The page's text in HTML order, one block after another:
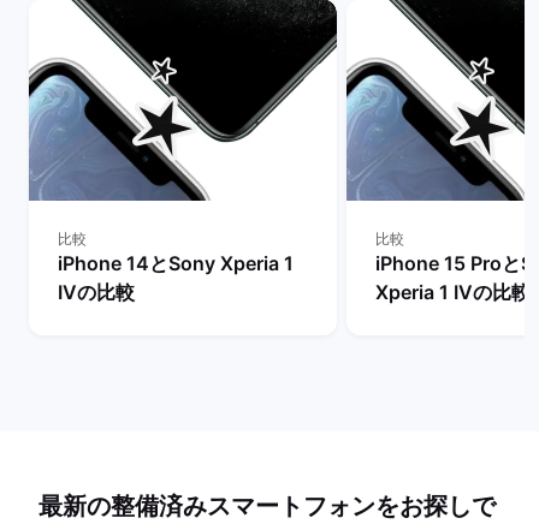
比較
iPhone 14とSony Xperia 1
IVの比較
比較
iPhone 15 Proと
Xperia 1 IVの比較
最新の整備済みスマートフォンをお探しで